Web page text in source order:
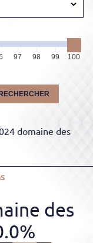
97 98 99 100
RECHERCHER
domaine des
des